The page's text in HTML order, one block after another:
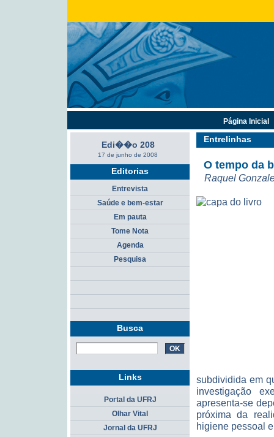
Entrelinhas
O tempo da
Raquel
subdividida em
investigação
apresenta-se
próxima da
higiene pessoal
Edi��o 208
17 de junho de 2008
Editorias
Entrevista
Saúde e bem-estar
Em pauta
Tome Nota
Agenda
Pesquisa
Busca
Página Inicial
Links
Portal da UFRJ
Olhar Vital
Jornal da UFRJ